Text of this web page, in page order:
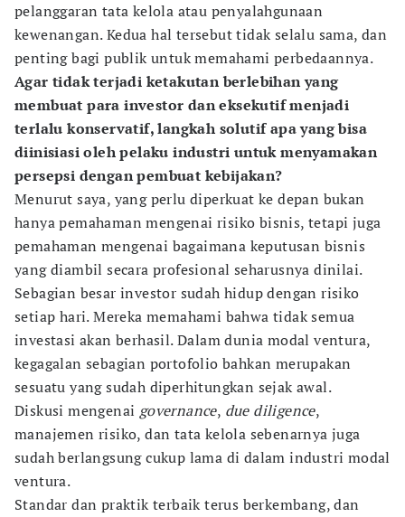
pelanggaran tata kelola atau penyalahgunaan
kewenangan. Kedua hal tersebut tidak selalu sama, dan
penting bagi publik untuk memahami perbedaannya.
Agar tidak terjadi ketakutan berlebihan yang
membuat para investor dan eksekutif menjadi
terlalu konservatif, langkah solutif apa yang bisa
diinisiasi oleh pelaku industri untuk menyamakan
persepsi dengan pembuat kebijakan?
Menurut saya, yang perlu diperkuat ke depan bukan
hanya pemahaman mengenai risiko bisnis, tetapi juga
pemahaman mengenai bagaimana keputusan bisnis
yang diambil secara profesional seharusnya dinilai.
Sebagian besar investor sudah hidup dengan risiko
setiap hari. Mereka memahami bahwa tidak semua
investasi akan berhasil. Dalam dunia modal ventura,
kegagalan sebagian portofolio bahkan merupakan
sesuatu yang sudah diperhitungkan sejak awal.
Diskusi mengenai governance, due diligence,
manajemen risiko, dan tata kelola sebenarnya juga
sudah berlangsung cukup lama di dalam industri modal
ventura.
Standar dan praktik terbaik terus berkembang, dan